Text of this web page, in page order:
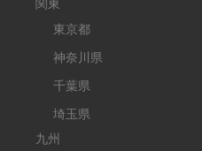
東京都
神奈川県
千葉県
埼玉県
九州